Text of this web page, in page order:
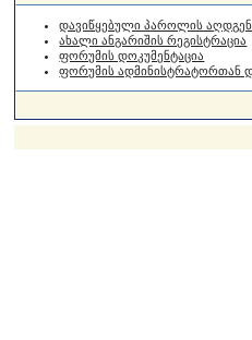
დავიწყებული პაროლის
ახალი ანგარიშის რეგისტრაცია
ფორუმის დოკუმენტაცია
ფორუმის ადმინისტრატორთან